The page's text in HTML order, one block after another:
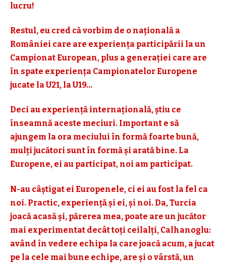
lucru!
Restul, eu cred că vorbim de o națională a
României care are experiența participării la un
Campionat European, plus a generației care are
în spate experiența Campionatelor Europene
jucate la U21, la U19…
Deci au experiență internațională, știu ce
înseamnă aceste meciuri. Important e să
ajungem la ora meciului în formă foarte bună,
mulți jucători sunt în formă și arată bine. La
Europene, ei au participat, noi am participat.
N-au câștigat ei Europenele, ci ei au fost la fel ca
noi. Practic, experiență și ei, și noi. Da, Turcia
joacă acasă și, părerea mea, poate are un jucător
mai experimentat decât toți ceilalți, Calhanoglu:
având în vedere echipa la care joacă acum, a jucat
pe la cele mai bune echipe, are și o vârstă, un